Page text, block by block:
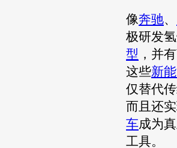
像奔驰、
极研发
型 ，并
这些新
仅替代
而且还
车成为
工具。